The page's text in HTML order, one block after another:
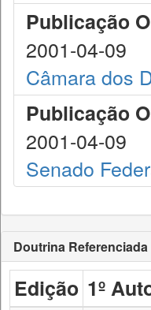
Publicação
2001-04-09
Câmara dos
Publicação
2001-04-09
Senado
Doutrina Referenciada
Edição 1º